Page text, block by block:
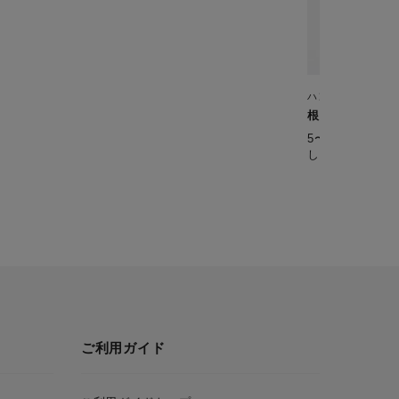
ハンドブレンダー
根菜のだし煮(
5〜6ヶ月ころ（
し汁を使った和
ご利用ガイド